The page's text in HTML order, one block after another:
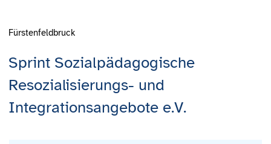
Sprint Sozialpädagogische
Resozialisierungs- und
Integrationsangebote e.V.
Fürstenfeldbruck